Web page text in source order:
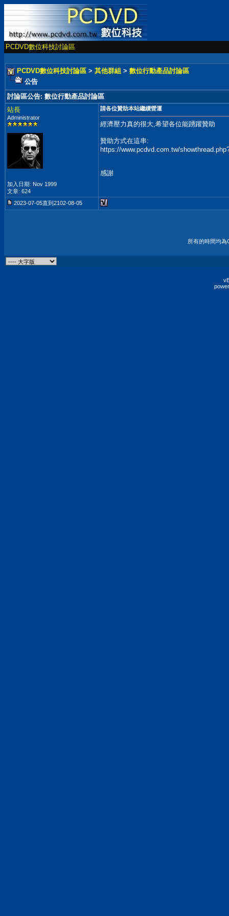
PCDVD數位科技討論區
PCDVD數位科技討論區 > 其他群組 > 數位行動產品討論區
公告
討論區公告: 數位行動產品討論區
站長
Administrator
加入日期: Nov 1999
文章: 624
請各位贊助本站繼續營運
經濟壓力真的很大,希望各位能踴躍贊助
贊助方式在這串:
https://www.pcdvd.com.tw/
感謝
2023-07-05直到2102-08-05
所有的時間均為